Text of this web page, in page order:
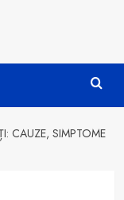
CAUZE, SIMPTOME